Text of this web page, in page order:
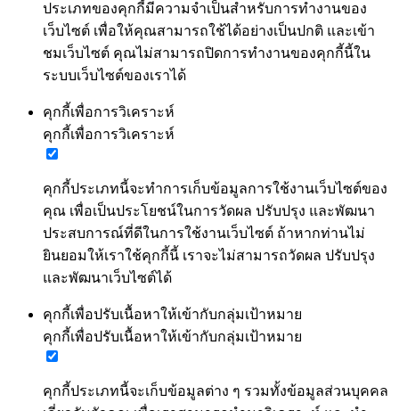
ประเภทของคุกกี้มีความจำเป็นสำหรับการทำงานของ
เว็บไซต์ เพื่อให้คุณสามารถใช้ได้อย่างเป็นปกติ และเข้า
ชมเว็บไซต์ คุณไม่สามารถปิดการทำงานของคุกกี้นี้ใน
ระบบเว็บไซต์ของเราได้
คุกกี้เพื่อการวิเคราะห์
คุกกี้เพื่อการวิเคราะห์
คุกกี้ประเภทนี้จะทำการเก็บข้อมูลการใช้งานเว็บไซต์ของ
คุณ เพื่อเป็นประโยชน์ในการวัดผล ปรับปรุง และพัฒนา
ประสบการณ์ที่ดีในการใช้งานเว็บไซต์ ถ้าหากท่านไม่
ยินยอมให้เราใช้คุกกี้นี้ เราจะไม่สามารถวัดผล ปรับปรุง
และพัฒนาเว็บไซต์ได้
คุกกี้เพื่อปรับเนื้อหาให้เข้ากับกลุ่มเป้าหมาย
คุกกี้เพื่อปรับเนื้อหาให้เข้ากับกลุ่มเป้าหมาย
คุกกี้ประเภทนี้จะเก็บข้อมูลต่าง ๆ รวมทั้งข้อมูลส่วนบุคคล